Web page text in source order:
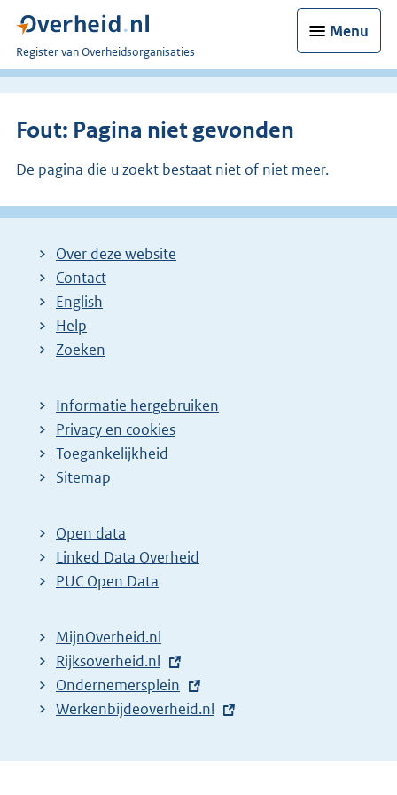
Menu
U
bent
Register van Overheidsorganisaties
Fout: Pagina niet gevonden
De pagina die u zoekt bestaat niet of niet meer.
Over deze website
Contact
English
Help
Zoeken
Informatie hergebruiken
Privacy en cookies
Toegankelijkheid
Sitemap
Open data
Linked Data Overheid
PUC Open Data
MijnOverheid.nl
E
x
t
r
Rijksoverheid.nl
E
x
e
Ondernemersplein
E
t
Werkenbijdeoverheid.nl